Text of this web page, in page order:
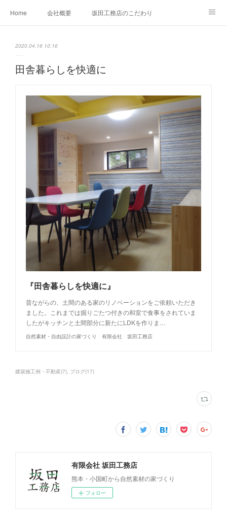
Home 会社概要 坂田工務店のこだわり
2020.04.16 10:16
田舎暮らしを快適に
『田舎暮らしを快適に』
昔ながらの、土間のある家のリノベーションをご依頼いただき
ました。これまでは掘りごたつ付きの和室で食事をされていま
したがキッチンと土間部分に新たにLDKを作りま…
自然素材・自由設計の家づくり 有限会社 坂田工務店
建築施工例・不動産(7) ブログ(17)
有限会社 坂田工務店
熊本・小国町から自然素材の家づくり
フォロー